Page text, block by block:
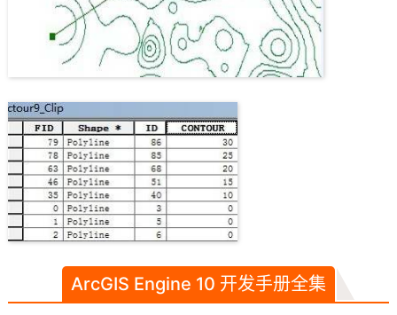
ArcGIS Engine 10 开发手册全集